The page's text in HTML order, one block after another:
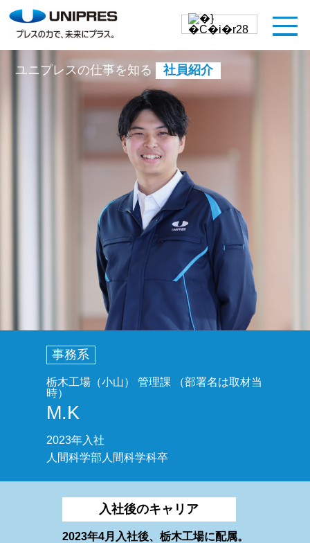
ユニプレスの仕事を知る 社員紹介
事務系
栃木工場（小山） 管理課 （部署名は取材当
時）
M.K
2023年入社
人間科学部人間科学科卒
入社後のキャリア
2023年4月入社後、栃木工場に配属。